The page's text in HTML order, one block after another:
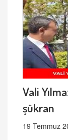
Vali
şükran
19 Temmuz